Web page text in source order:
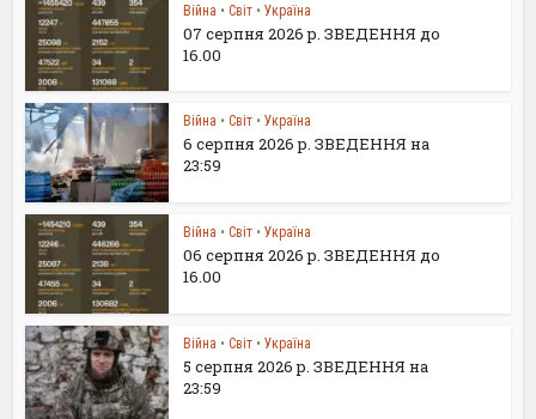
Війна • Світ • Україна
07 серпня 2026 р. ЗВЕДЕННЯ до
16.00
Війна • Світ • Україна
6 серпня 2026 р. ЗВЕДЕННЯ на
23:59
Війна • Світ • Україна
06 серпня 2026 р. ЗВЕДЕННЯ до
16.00
Війна • Світ • Україна
5 серпня 2026 р. ЗВЕДЕННЯ на
23:59